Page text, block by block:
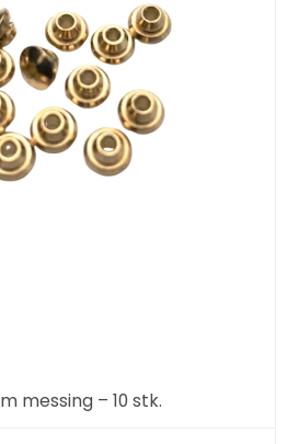
messing – 10 stk.